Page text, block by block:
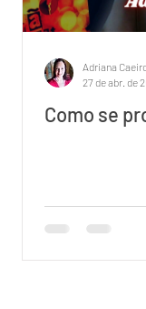
Como se
Adriana
27 de abr. de